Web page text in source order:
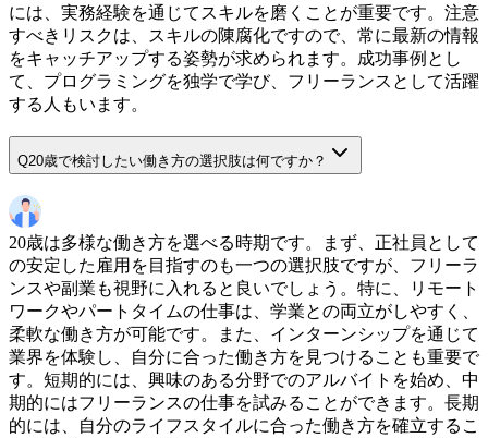
には、実務経験を通じてスキルを磨くことが重要です。注意
すべきリスクは、スキルの陳腐化ですので、常に最新の情報
をキャッチアップする姿勢が求められます。成功事例とし
て、プログラミングを独学で学び、フリーランスとして活躍
する人もいます。
Q20歳で検討したい働き方の選択肢は何ですか？
20歳は多様な働き方を選べる時期です。まず、正社員として
の安定した雇用を目指すのも一つの選択肢ですが、フリーラ
ンスや副業も視野に入れると良いでしょう。特に、リモート
ワークやパートタイムの仕事は、学業との両立がしやすく、
柔軟な働き方が可能です。また、インターンシップを通じて
業界を体験し、自分に合った働き方を見つけることも重要で
す。短期的には、興味のある分野でのアルバイトを始め、中
期的にはフリーランスの仕事を試みることができます。長期
的には、自分のライフスタイルに合った働き方を確立するこ